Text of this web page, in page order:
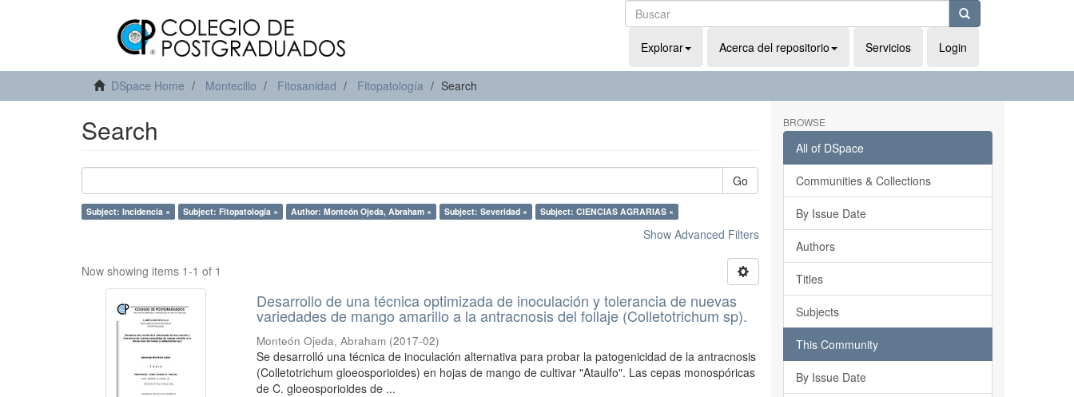
Explorar Acerca del repositorio Servicios Login
DSpace Home Montecillo Fitosanidad Fitopatología Search
Search
Go
Subject: Incidencia × Subject: Fitopatología × Author: Monteón Ojeda, Abraham × Subject: Severidad × Subject: CIENCIAS AGRARIAS ×
Show Advanced Filters
Now showing items 1-1 of 1
Desarrollo de una técnica optimizada de inoculación y tolerancia de nuevas
variedades de mango amarillo a la antracnosis del follaje (Colletotrichum sp).
Monteón Ojeda, Abraham (2017-02)
Se desarrolló una técnica de inoculación alternativa para probar la patogenicidad de la antracnosis
(Colletotrichum gloeosporioides) en hojas de mango de cultivar "Ataulfo". Las cepas monospóricas
de C. gloeosporioides de ...
BROWSE
All of DSpace
Communities & Collections
By Issue Date
Authors
Titles
Subjects
This Community
By Issue Date